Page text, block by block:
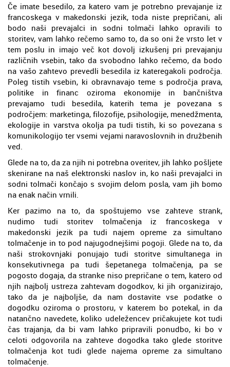
Če imate besedilo, za katero vam je potrebno prevajanje iz
francoskega v makedonski jezik, toda niste prepričani, ali
bodo naši prevajalci in sodni tolmači lahko opravili to
storitev, vam lahko rečemo samo to, da so oni že vrsto let v
tem poslu in imajo več kot dovolj izkušenj pri prevajanju
različnih vsebin, tako da svobodno lahko rečemo, da bodo
na vašo zahtevo prevedli besedila iz kateregakoli področja.
Poleg tistih vsebin, ki obravnavajo teme s področja prava,
politike in financ oziroma ekonomije in bančništva
prevajamo tudi besedila, katerih tema je povezana s
področjem: marketinga, filozofije, psihologije, menedžmenta,
ekologije in varstva okolja pa tudi tistih, ki so povezana s
komunikologijo ter vsemi vejami naravoslovnih in družbenih
ved.
Glede na to, da za njih ni potrebna overitev, jih lahko pošljete
skenirane na naš elektronski naslov in, ko naši prevajalci in
sodni tolmači končajo s svojim delom posla, vam jih bomo
na enak način vrnili.
Ker pazimo na to, da spoštujemo vse zahteve strank,
nudimo tudi storitev tolmačenja iz francoskega v
makedonski jezik pa tudi najem opreme za simultano
tolmačenje in to pod najugodnejšimi pogoji. Glede na to, da
naši strokovnjaki ponujajo tudi storitve simultanega in
konsekutivnega pa tudi šepetanega tolmačenja, pa se
pogosto dogaja, da stranke niso prepričane o tem, katero od
njih najbolj ustreza zahtevam dogodkov, ki jih organizirajo,
tako da je najboljše, da nam dostavite vse podatke o
dogodku oziroma o prostoru, v katerem bo potekal, in da
natančno navedete, koliko udeležencev pričakujete kot tudi
čas trajanja, da bi vam lahko pripravili ponudbo, ki bo v
celoti odgovorila na zahteve dogodka tako glede storitve
tolmačenja kot tudi glede najema opreme za simultano
tolmačenje.